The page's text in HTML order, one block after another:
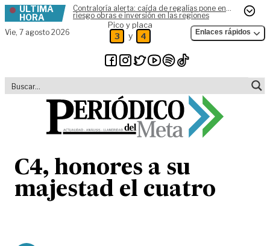
Skip to content
ÚLTIMA
HORA
Contraloría alerta: caída de regalías pone en
riesgo obras e inversión en las regiones
Vie, 7 agosto 2026
Pico y placa
3 y 4 Enlaces rápidos
C4, honores a su
majestad el cuatro